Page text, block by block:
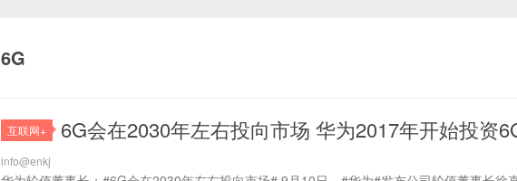
6G
互联网+ 6G会在2030年左右投向市场 华为2017年开始投资
info@enkj